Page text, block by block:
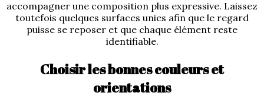
accompagner une composition plus expressive. Laissez
toutefois quelques surfaces unies afin que le regard
puisse se reposer et que chaque élément reste
identifiable.
Choisir les bonnes couleurs et
orientations